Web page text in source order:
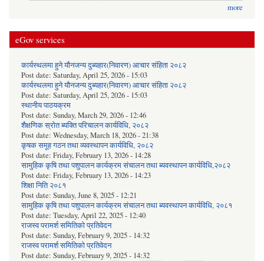
more
eGov services
कार्यस्थलमा हुने यौनजन्य दुब्यहार(निवारण) आचार संहिता २०८२
Post date: Saturday, April 25, 2026 - 15:03
कार्यस्थलमा हुने यौनजन्य दुब्यहार(निवारण) आचार संहिता २०८२
Post date: Saturday, April 25, 2026 - 15:03
स्थानीय पाठयक्रम
Post date: Sunday, March 29, 2026 - 12:46
शैक्षणिक स्रोत ब्यक्ति परिचालन कार्यविधि, २०८२
Post date: Wednesday, March 18, 2026 - 21:38
कृषक समूह गठन तथा व्यवस्थापन कार्यविधि, २०८२
Post date: Friday, February 13, 2026 - 14:28
सामुहिक कृषि तथा पशुपालन कार्यक्रम संचालन तथा ब्यवस्थापन कार्यविधि,२०८२
Post date: Friday, February 13, 2026 - 14:23
शिक्षा निति २०८१
Post date: Sunday, June 8, 2025 - 12:21
सामुहिक कृषि तथा पशुपालन कार्यक्रम संचालन तथा ब्यवस्थापन कार्यविधि, २०८१
Post date: Tuesday, April 22, 2025 - 12:40
राजस्व परामर्श समितिको प्रतिवेदन
Post date: Sunday, February 9, 2025 - 14:32
राजस्व परामर्श समितिको प्रतिवेदन
Post date: Sunday, February 9, 2025 - 14:32